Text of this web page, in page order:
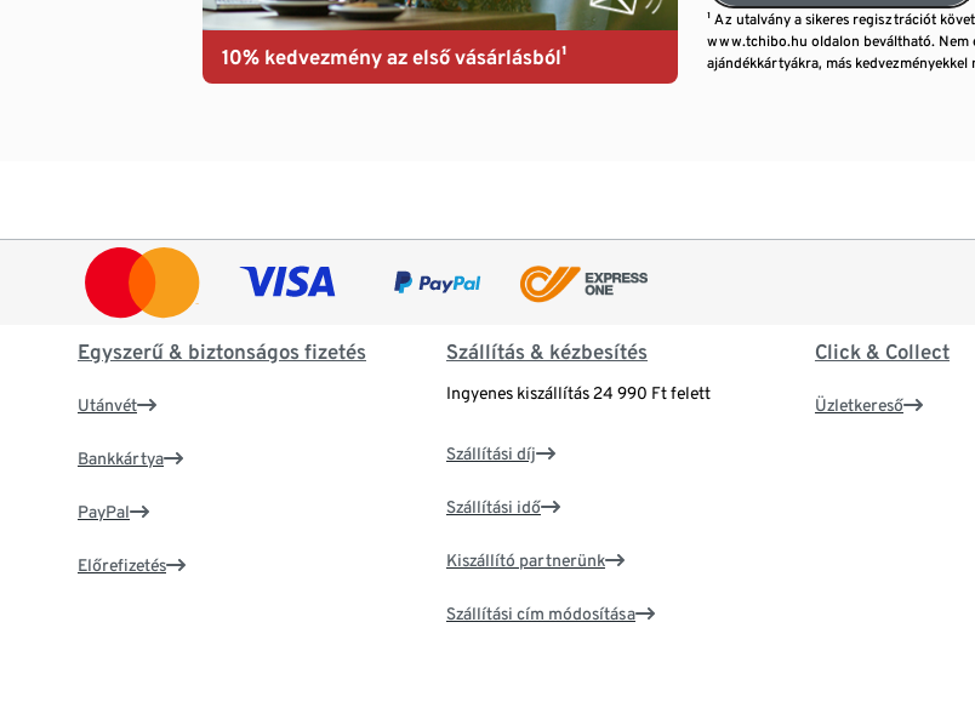
10% kedvezmény az első vásárlásból¹
¹ Az utalvány a sikeres regisztrációt
www.tchibo.hu oldalon beváltható. Nem
ajándékkártyákra, más
Egyszerű & biztonságos fizetés
Utánvét
Bankkártya
PayPal
Előrefizetés
Szállítás & kézbesítés
Ingyenes kiszállítás 24 990 Ft felett
Szállítási díj
Szállítási idő
Kiszállító partnerünk
Szállítási cím módosítása
Click & Collect
Üzletkereső